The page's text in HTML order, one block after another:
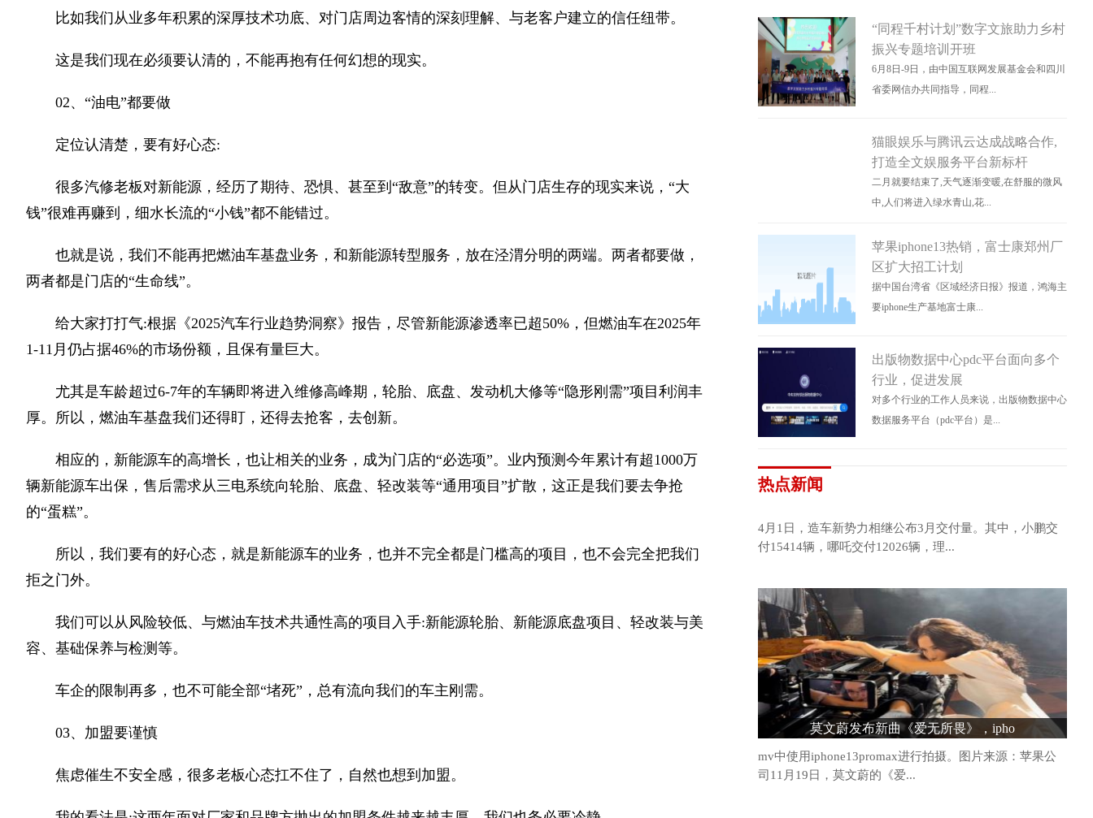
比如我们从业多年积累的深厚技术功底、对门店周边客情的深刻理解、与老客户建立的信任纽带。
这是我们现在必须要认清的，不能再抱有任何幻想的现实。
02、“油电”都要做
定位认清楚，要有好心态:
很多汽修老板对新能源，经历了期待、恐惧、甚至到“敌意”的转变。但从门店生存的现实来说，“大
钱”很难再赚到，细水长流的“小钱”都不能错过。
也就是说，我们不能再把燃油车基盘业务，和新能源转型服务，放在泾渭分明的两端。两者都要做，
两者都是门店的“生命线”。
给大家打打气:根据《2025汽车行业趋势洞察》报告，尽管新能源渗透率已超50%，但燃油车在2025年
1-11月仍占据46%的市场份额，且保有量巨大。
尤其是车龄超过6-7年的车辆即将进入维修高峰期，轮胎、底盘、发动机大修等“隐形刚需”项目利润丰
厚。所以，燃油车基盘我们还得盯，还得去抢客，去创新。
相应的，新能源车的高增长，也让相关的业务，成为门店的“必选项”。业内预测今年累计有超1000万
辆新能源车出保，售后需求从三电系统向轮胎、底盘、轻改装等“通用项目”扩散，这正是我们要去争抢
的“蛋糕”。
所以，我们要有的好心态，就是新能源车的业务，也并不完全都是门槛高的项目，也不会完全把我们
拒之门外。
我们可以从风险较低、与燃油车技术共通性高的项目入手:新能源轮胎、新能源底盘项目、轻改装与美
容、基础保养与检测等。
车企的限制再多，也不可能全部“堵死”，总有流向我们的车主刚需。
03、加盟要谨慎
焦虑催生不安全感，很多老板心态扛不住了，自然也想到加盟。
“同程千村计划”数字文旅助力乡村
振兴专题培训开班
6月8日-9日，由中国互联网发展基金会和四川
省委网信办共同指导，同程...
猫眼娱乐与腾讯云达成战略合作,
打造全文娱服务平台新标杆
二月就要结束了,天气逐渐变暖,在舒服的微风
中,人们将进入绿水青山,花...
苹果iphone13热销，富士康郑州厂
区扩大招工计划
据中国台湾省《区域经济日报》报道，鸿海主
要iphone生产基地富士康...
出版物数据中心pdc平台面向多个
行业，促进发展
对多个行业的工作人员来说，出版物数据中心
数据服务平台（pdc平台）是...
热点新闻
造车新势力格局生变：头部阵营松动，“
4月1日，造车新势力相继公布3月交付量。其中，小鹏交
付15414辆，哪吒交付12026辆，理...
莫文蔚发布新曲《爱无所畏》，ipho
mv中使用iphone13promax进行拍摄。图片来源：苹果公
司11月19日，莫文蔚的《爱...